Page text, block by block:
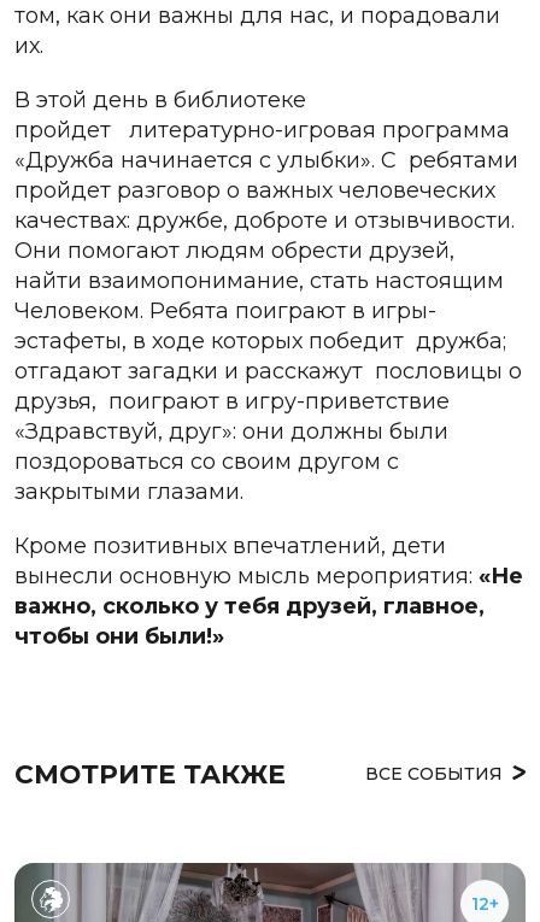
том, как они важны для нас, и порадовали
их.
В этой день в библиотеке
пройдет литературно-игровая программа
«Дружба начинается с улыбки». С ребятами
пройдет разговор о важных человеческих
качествах: дружбе, доброте и отзывчивости.
Они помогают людям обрести друзей,
найти взаимопонимание, стать настоящим
Человеком. Ребята поиграют в игры-
эстафеты, в ходе которых победит дружба;
отгадают загадки и расскажут пословицы о
друзья, поиграют в игру-приветствие
«Здравствуй, друг»: они должны были
поздороваться со своим другом с
закрытыми глазами.
Кроме позитивных впечатлений, дети
вынесли основную мысль мероприятия: «Не
важно, сколько у тебя друзей, главное,
чтобы они были!»
СМОТРИТЕ ТАКЖЕ ВСЕ СОБЫТИЯ
12+